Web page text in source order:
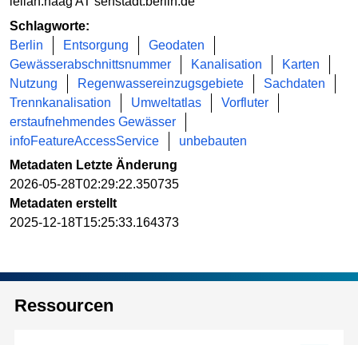
Schlagworte:
Berlin
Entsorgung
Geodaten
Gewässerabschnittsnummer
Kanalisation
Karten
Nutzung
Regenwassereinzugsgebiete
Sachdaten
Trennkanalisation
Umweltatlas
Vorfluter
erstaufnehmendes Gewässer
infoFeatureAccessService
unbebauten
Metadaten Letzte Änderung
2026-05-28T02:29:22.350735
Metadaten erstellt
2025-12-18T15:25:33.164373
Ressourcen